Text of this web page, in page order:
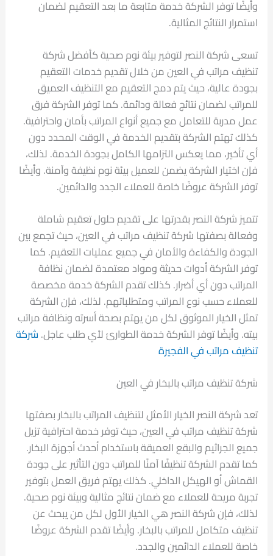
وأيضًا توفر الشركة خدمة متابعة ما بعد التعقيم لضمان
استمرار النتائج المثالية.
تسعى شركة النصر لتوفير بيئة نوم صحية كأفضل شركة
تنظيف مراتب في العين من خلال تقديم خدمات التعقيم
بجودة عالية، حيث يتم دمج التعقيم مع التنظيف العميق
للمراتب لضمان نتائج فعالة ودائمة. كما توفر الشركة فرق
عمل مدربة للتعامل مع جميع أنواع المراتب بأمان واحترافية.
كذلك تهتم الشركة بتقديم الخدمة في الوقت المحدد دون
أي تأخير، مما يعكس التزامها الكامل بجودة الخدمة. لذلك،
فإن اختيار الشركة يضمن للعميل بيئة نوم نظيفة وآمنة. وأيضًا
توفر الشركة عروضًا خاصة للعملاء الجدد والدائمين.
تتميز شركة النصر بقدرتها على تقديم حلول تعقيم شاملة
وفعالة بصفتها شركة تنظيف مراتب في العين، حيث تجمع بين
الجودة والكفاءة والأمان في جميع عمليات التعقيم. كما
توفر الشركة أدوات حديثة ومواد معتمدة لضمان نظافة
المراتب دون أي أضرار. كذلك تقدم الشركة خدمة مخصصة
للعملاء حسب نوع المراتب ومتطلباتهم. لذلك، فإن الشركة
تمثل الخيار الموثوق لكل من يهتم بصحة أسرته ونظافة مراتب
بيته. وأيضًا توفر الشركة خدمة الطوارئ لأي طلب عاجل. شركة
تنظيف مراتب في الفجيرة
شركة تنظيف مراتب بالبخار في العين
تعد شركة النصر الخيار الأمثل لتنظيف المراتب بالبخار بصفتها
شركة تنظيف مراتب في العين، حيث توفر خدمة احترافية تزيل
جميع الجراثيم والبقع العميقة باستخدام أحدث أجهزة البخار.
كما تقدم الشركة تنظيفًا آمنًا للمراتب دون التأثير على جودة
القماش أو الهيكل الداخلي. كذلك يهتم فريق العمل بتوفير
تجربة مريحة للعملاء مع ضمان نتائج مثالية وبيئة نوم صحية.
لذلك، فإن شركة النصر هي الخيار الأول لكل من يبحث عن
تنظيف متكامل للمراتب بالبخار. وأيضًا تقدم الشركة عروضًا
خاصة للعملاء الدائمين والجدد.